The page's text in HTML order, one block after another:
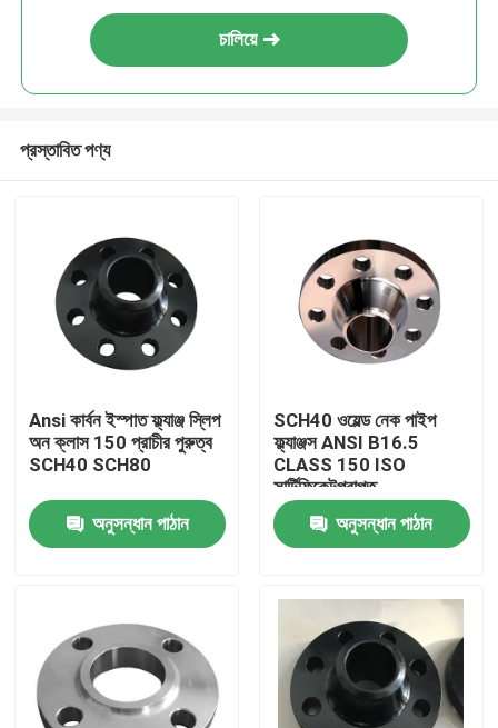
পণ্য
চালিয়ে
প্রস্তাবিত পণ্য
Ansi কার্বন ইস্পাত ফ্ল্যাঞ্জ স্লিপ
অন ক্লাস 150 প্রাচীর পুরুত্ব
SCH40 SCH80
অনুসন্ধান পাঠান
SCH40 ওয়েল্ড নেক পাইপ
ফ্ল্যাঞ্জস ANSI B16.5
CLASS 150 ISO
সার্টিফিকেটপ্রাপ্ত
অনুসন্ধান পাঠান